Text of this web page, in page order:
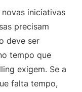
iniciativas
precisam
deve ser
tempo que
exigem. Se a
falta tempo,